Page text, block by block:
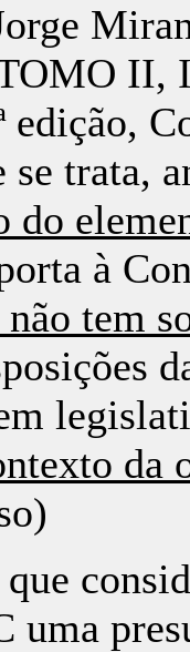
II,
edição,
se trata,
do
à
tem
da
uma